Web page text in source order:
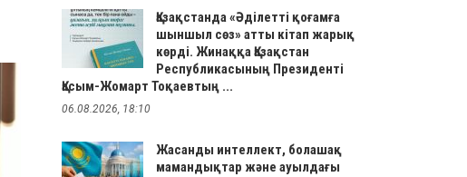
Қазақстанда «Әділетті қоғамға
шыншыл сөз» атты кітап жарық
көрді. Жинаққа Қазақстан
Республикасының Президенті
Қасым-Жомарт Тоқаевтың ...
06.08.2026, 18:10
Жасанды интеллект, болашақ
мамандықтар және ауылдағы